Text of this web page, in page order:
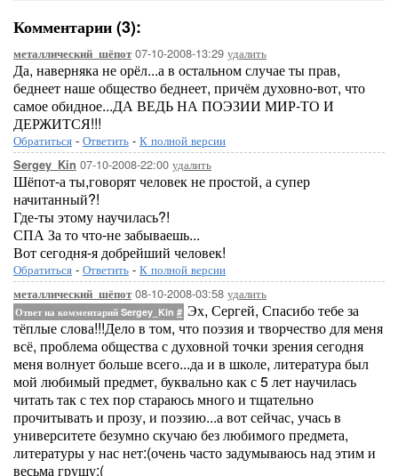
Комментарии (3):
металлический_шёпот07-10-2008-13:29 удалить
Да, наверняка не орёл...а в остальном случае ты прав,
беднеет наше общество беднеет, причём духовно-вот, что
самое обидное...ДА ВЕДЬ НА ПОЭЗИИ МИР-ТО И
ДЕРЖИТСЯ!!!
Обратиться - Ответить - К полной версии
Sergey_Kin 07-10-2008-22:00 удалить
Шёпот-а ты,говорят человек не простой, а супер
начитанный?!
Где-ты этому научилась?!
СПА За то что-не забываешь...
Вот сегодня-я добрейший человек!
Обратиться - Ответить - К полной версии
металлический_шёпот08-10-2008-03:58 удалить
Ответ на комментарий Sergey_Kin # Эх, Сергей, Спасибо тебе за
тёплые слова!!!Дело в том, что поэзия и творчество для меня
всё, проблема общества с духовной точки зрения сегодня
меня волнует больше всего...да и в школе, литература был
мой любимый предмет, буквально как с 5 лет научилась
читать так с тех пор стараюсь много и тщательно
прочитывать и прозу, и поэзию...а вот сейчас, учась в
университете безумно скучаю без любимого предмета,
литературы у нас нет:(очень часто задумываюсь над этим и
весьма грущу:(